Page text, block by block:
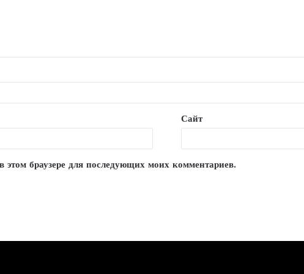
Сайт
браузере для последующих моих комментариев.